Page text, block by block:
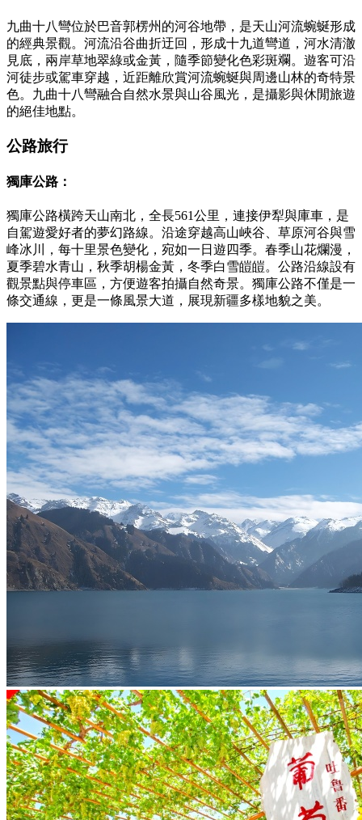
九曲十八彎位於巴音郭楞州的河谷地帶，是天山河流蜿蜒形成
的經典景觀。河流沿谷曲折迂回，形成十九道彎道，河水清澈
見底，兩岸草地翠綠或金黃，隨季節變化色彩斑斕。遊客可沿
河徒步或駕車穿越，近距離欣賞河流蜿蜒與周邊山林的奇特景
色。九曲十八彎融合自然水景與山谷風光，是攝影與休閒旅遊
的絕佳地點。
公路旅行
獨庫公路：
獨庫公路橫跨天山南北，全長561公里，連接伊犁與庫車，是
自駕遊愛好者的夢幻路線。沿途穿越高山峽谷、草原河谷與雪
峰冰川，每十里景色變化，宛如一日遊四季。春季山花爛漫，
夏季碧水青山，秋季胡楊金黃，冬季白雪皚皚。公路沿線設有
觀景點與停車區，方便遊客拍攝自然奇景。獨庫公路不僅是一
條交通線，更是一條風景大道，展現新疆多樣地貌之美。